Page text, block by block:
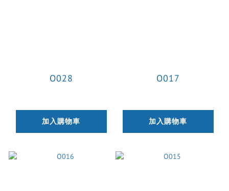
O028
加入購物車
O017
加入購物車